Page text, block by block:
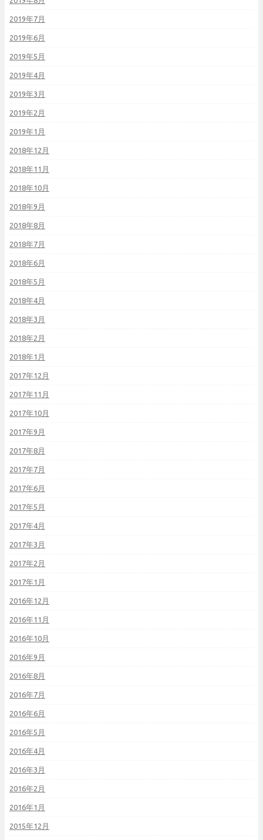
2019年7月
2019年6月
2019年5月
2019年4月
2019年3月
2019年2月
2019年1月
2018年12月
2018年11月
2018年10月
2018年9月
2018年8月
2018年7月
2018年6月
2018年5月
2018年4月
2018年3月
2018年2月
2018年1月
2017年12月
2017年11月
2017年10月
2017年9月
2017年8月
2017年7月
2017年6月
2017年5月
2017年4月
2017年3月
2017年2月
2017年1月
2016年12月
2016年11月
2016年10月
2016年9月
2016年8月
2016年7月
2016年6月
2016年5月
2016年4月
2016年3月
2016年2月
2016年1月
2015年12月